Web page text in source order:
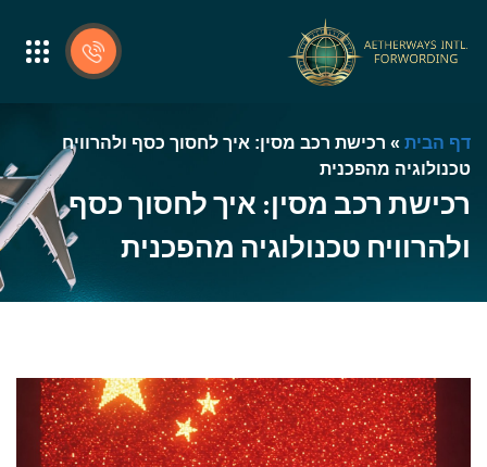
דף הבית» רכישת רכב מסין: איך לחסוך כסף ולהרוויח
טכנולוגיה מהפכנית
רכישת רכב מסין: איך לחסוך כסף
ולהרוויח טכנולוגיה מהפכנית